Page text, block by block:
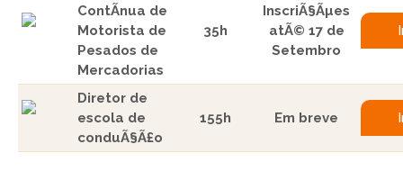
ContÃ­nua de
Motorista de
Pesados de
Mercadorias
35h
InscriÃ§Ãµes
atÃ© 17 de
Setembro
Diretor de
escola de
conduÃ§Ã£o
155h Em breve